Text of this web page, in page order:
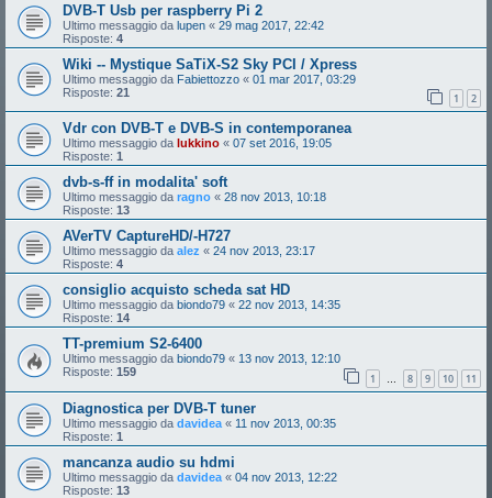
DVB-T Usb per raspberry Pi 2
Ultimo messaggio da lupen « 29 mag 2017, 22:42
Risposte: 4
Wiki -- Mystique SaTiX-S2 Sky PCI / Xpress
Ultimo messaggio da Fabiettozzo « 01 mar 2017, 03:29
Risposte: 21 1 2
Vdr con DVB-T e DVB-S in contemporanea
Ultimo messaggio da lukkino « 07 set 2016, 19:05
Risposte: 1
dvb-s-ff in modalita' soft
Ultimo messaggio da ragno « 28 nov 2013, 10:18
Risposte: 13
AVerTV CaptureHD/-H727
Ultimo messaggio da alez « 24 nov 2013, 23:17
Risposte: 4
consiglio acquisto scheda sat HD
Ultimo messaggio da biondo79 « 22 nov 2013, 14:35
Risposte: 14
TT-premium S2-6400
Ultimo messaggio da biondo79 « 13 nov 2013, 12:10
Risposte: 159 1 … 8 9 10 11
Diagnostica per DVB-T tuner
Ultimo messaggio da davidea « 11 nov 2013, 00:35
Risposte: 1
mancanza audio su hdmi
Ultimo messaggio da davidea « 04 nov 2013, 12:22
Risposte: 13